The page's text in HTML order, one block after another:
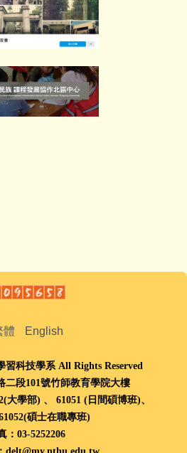
體 English
習科技學系 All Rights Reserved
二段101號竹師教育學院大樓
大學部) 、
61051 ( 日間碩博班)、
碩士在職專班)
：03-5252206